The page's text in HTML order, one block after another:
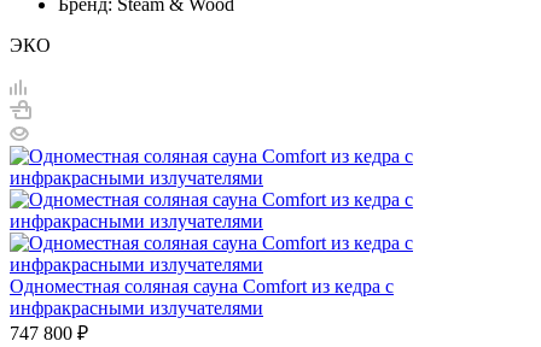
ЭКО
Одноместная соляная сауна Comfort из кедра с
инфракрасными излучателями
747 800 ₽